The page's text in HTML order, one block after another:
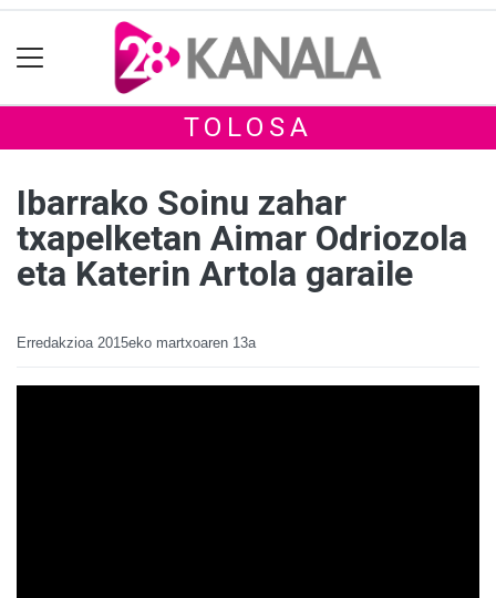
TOLOSA
Ibarrako Soinu zahar
txapelketan Aimar Odriozola
eta Katerin Artola garaile
Erredakzioa 2015eko martxoaren 13a